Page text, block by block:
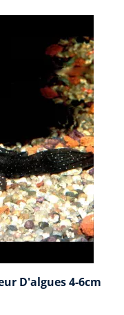
D'algues 4-6cm